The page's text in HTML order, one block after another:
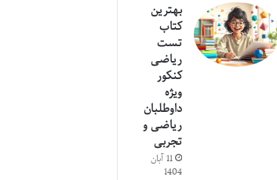
بهترین
کتاب
تست
ریاضی
کنکور
ویژه
داوطلبان
ریاضی و
تجربی
11 آبان
1404